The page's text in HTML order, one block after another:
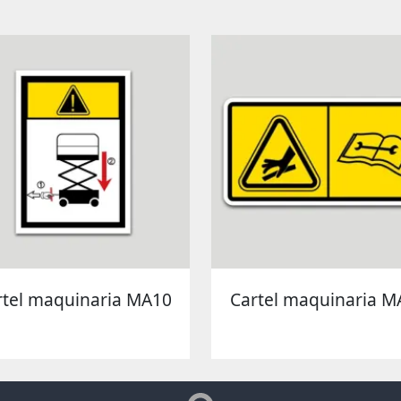
maquinaria MA10 Cartel maquinaria